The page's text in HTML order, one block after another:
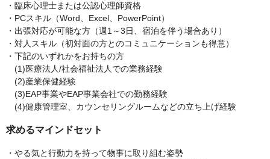
・臨床心理士または公認心理師資格
・PCスキル（Word、Excel、PowerPoint）
・出張対応が可能な方（週1～3日、宿泊を伴う場合あり）
・対人スキル（初対面の方とのコミュニケーションも得意）
・下記のいずれかをお持ちの方
(1)医療法人/社会福祉法人での業務経験
(2)産業保健経験
(3)EAP事業やEAP事業会社での勤務経験
(4)健康管理室、カウンセリングルームなどの立ち上げ経験
求めるマインドセット
・やる気と行動力を持って物事に取り組む姿勢